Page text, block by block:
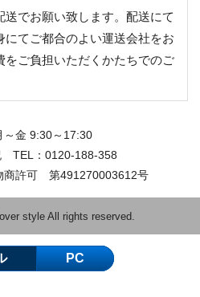
でお願い致します。配送にて
てご都合のよい運送会社をお
をご負担いただくかたちでのご
～金 9:30～17:30
TEL： 0120-188-358
商許可 第491270003612号
style All rights reserved.
PC